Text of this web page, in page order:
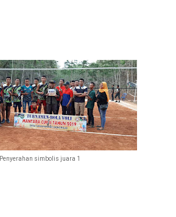
Penyerahan simbolis juara 1